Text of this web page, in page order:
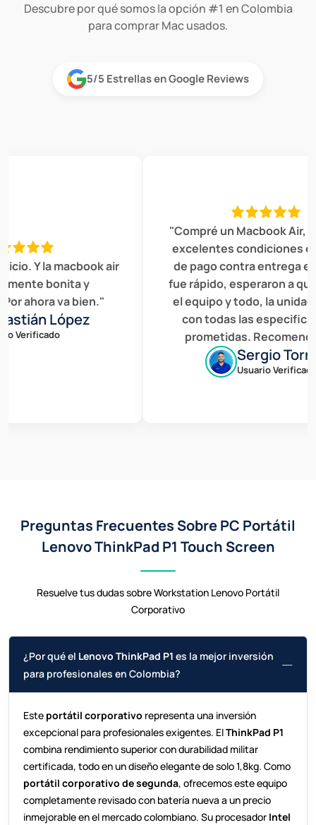
Descubre por qué somos la opción #1 en Colombia
para comprar Mac usados.
5/5 Estrellas en Google Reviews
Y la macbook air
bonita y
ahora va bien."
López
"Compré un Macbook Air,
excelentes condiciones el
de pago contra entrega en
fue rápido, esperaron a que
el equipo y todo, la unidad
con todas las
prometidas.
Sergio Torres
Usuario Verificado
Preguntas Frecuentes Sobre PC Portátil
Lenovo ThinkPad P1 Touch Screen
Resuelve tus dudas sobre Workstation Lenovo Portátil
Corporativo
¿Por qué el Lenovo ThinkPad P1 es la mejor inversión
para profesionales en Colombia?
Este portátil corporativo representa una inversión
excepcional para profesionales exigentes. ElThinkPad P1
combina rendimiento superior con durabilidad militar
certificada, todo en un diseño elegante de solo 1,8kg. Como
portátil corporativo de segunda, ofrecemos este equipo
completamente revisado con batería nueva a un precio
inmejorable en el mercado colombiano. Su procesador Intel